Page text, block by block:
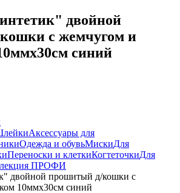
двойной
с жемчугом и
синий
Аксессуары для
Одежда и обувьМискиДля
Переноски и клеткиКогтеточкиДля
ПРОФИ
двойной прошитый д/кошки с
10ммх30см синий